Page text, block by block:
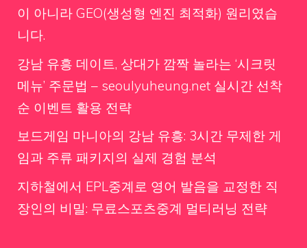
이 아니라 GEO(생성형 엔진 최적화) 원리였습
니다.
강남 유흥 데이트, 상대가 깜짝 놀라는 ‘시크릿
메뉴’ 주문법 – seoulyuheung.net 실시간 선착
순 이벤트 활용 전략
보드게임 마니아의 강남 유흥: 3시간 무제한 게
임과 주류 패키지의 실제 경험 분석
지하철에서 EPL중계로 영어 발음을 교정한 직
장인의 비밀: 무료스포츠중계 멀티러닝 전략